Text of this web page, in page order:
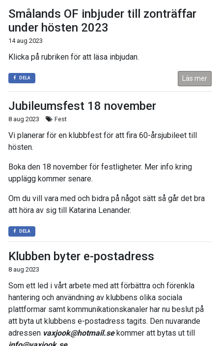
Smålands OF inbjuder till zonträffar
under hösten 2023
14 aug 2023
Klicka på rubriken för att läsa inbjudan.
DELA Läs mer
Jubileumsfest 18 november
8 aug 2023 Fest
Vi planerar för en klubbfest för att fira 60-årsjubileet till
hösten.
Boka den 18 november för festligheter. Mer info kring
upplägg kommer senare.
Om du vill vara med och bidra på något sätt så går det bra
att höra av sig till Katarina Lenander.
DELA
Klubben byter e-postadress
8 aug 2023
Som ett led i vårt arbete med att förbättra och förenkla
hantering och användning av klubbens olika sociala
plattformar samt kommunikationskanaler har nu beslut på
att byta ut klubbens e-postadress tagits. Den nuvarande
adressen vaxjook@hotmail.se kommer att bytas ut till